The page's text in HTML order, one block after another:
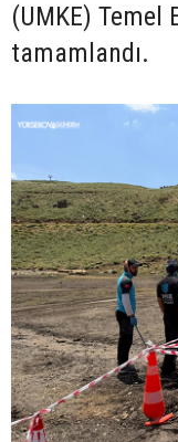
(UMKE) Temel
tamamlandı.